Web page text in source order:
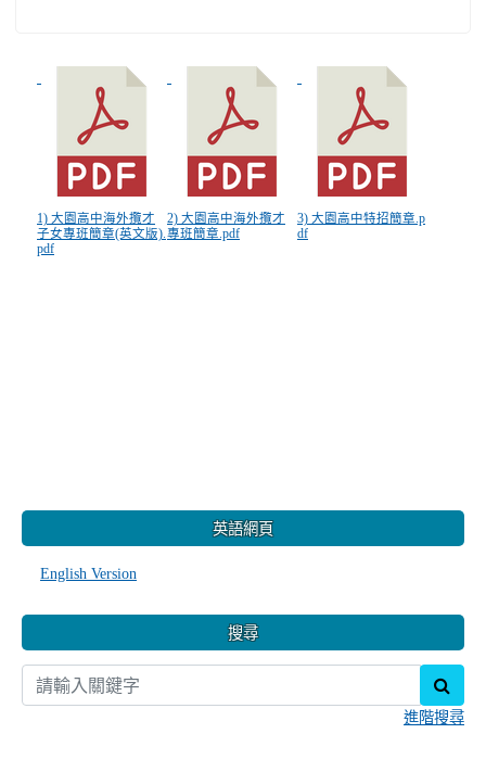
1) 大園高中海外攬才
子女專班簡章(英文版).
pdf
2) 大園高中海外攬才
專班簡章.pdf
3) 大園高中特招簡章.p
df
英語網頁
English Version
搜尋
進階搜尋